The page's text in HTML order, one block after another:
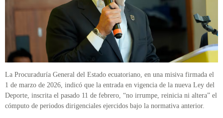
La Procuraduría General del Estado ecuatoriano, en una misiva firmada el
1 de marzo de 2026, indicó que la entrada en vigencia de la nueva Ley del
Deporte, inscrita el pasado 11 de febrero, “no irrumpe, reinicia ni altera” el
cómputo de periodos dirigenciales ejercidos bajo la normativa anterior.